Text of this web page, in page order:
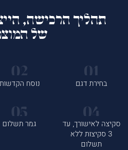
תהליך הרכישה,
של
בחירת דגם נוסח הקדשות
סקיצה לאישורך, עד
3 סקיצות ללא
תשלום
גמר תשלום